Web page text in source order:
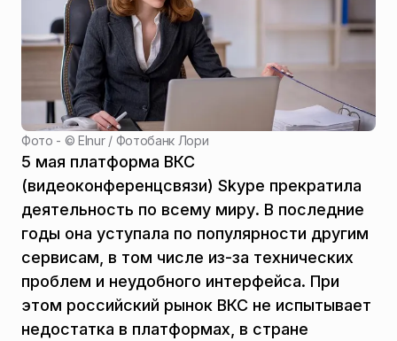
Фото - ©Elnur / Фотобанк Лори
5 мая платформа ВКС
(видеоконференцсвязи) Skype прекратила
деятельность по всему миру. В последние
годы она уступала по популярности другим
сервисам, в том числе из-за технических
проблем и неудобного интерфейса. При
этом российский рынок ВКС не испытывает
недостатка в платформах, в стране